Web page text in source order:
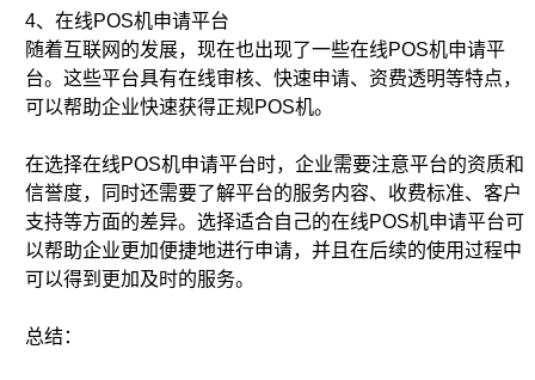
4、在线POS机申请平台
随着互联网的发展，现在也出现了一些在线POS机申请平
台。这些平台具有在线审核、快速申请、资费透明等特点，
可以帮助企业快速获得正规POS机。
在选择在线POS机申请平台时，企业需要注意平台的资质和
信誉度，同时还需要了解平台的服务内容、收费标准、客户
支持等方面的差异。选择适合自己的在线POS机申请平台可
以帮助企业更加便捷地进行申请，并且在后续的使用过程中
可以得到更加及时的服务。
总结：